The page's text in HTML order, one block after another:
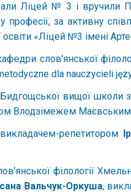
Ліцей № 3 і
професії, за активну
«Ліцей №3 імені
слов’янської
dla nauczycieli
вищої школи
Влодзімежем
репетитором
філології
Вальчук-Оркуша,